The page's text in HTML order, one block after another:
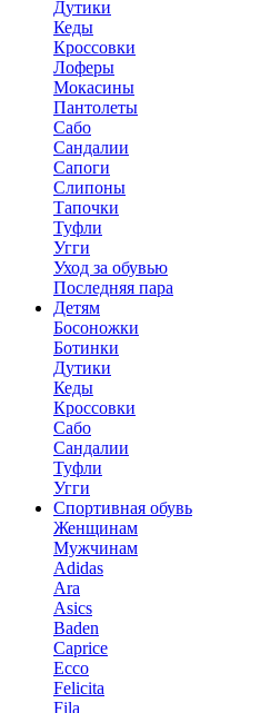
Дутики
Кеды
Кроссовки
Лоферы
Мокасины
Пантолеты
Сабо
Сандалии
Сапоги
Слипоны
Тапочки
Туфли
Угги
Уход за обувью
Последняя пара
Детям
Босоножки
Ботинки
Дутики
Кеды
Кроссовки
Сабо
Сандалии
Туфли
Угги
Спортивная обувь
Женщинам
Мужчинам
Adidas
Ara
Asics
Baden
Caprice
Ecco
Felicita
Fila